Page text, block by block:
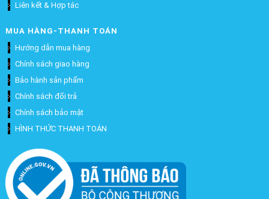
Liên kết & Hợp tác
MUA HÀNG-THANH TOÁN
Hướng dẫn mua hàng
Chính sách giao hàng
Bảo hành sản phẩm
Chính sách đổi trả
Chính sách bảo mật
HÌNH THỨC THANH TOÁN